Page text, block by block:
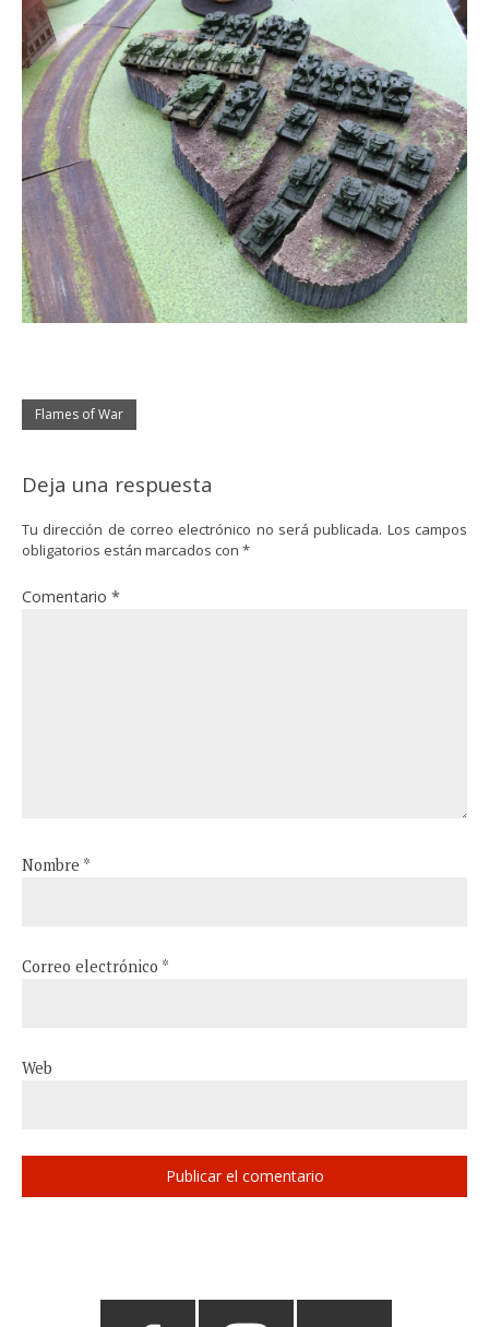
Flames of War
Deja una respuesta
Tu dirección de correo electrónico no será publicada. Los campos
obligatorios están marcados con *
Comentario *
Nombre *
Correo electrónico *
Web